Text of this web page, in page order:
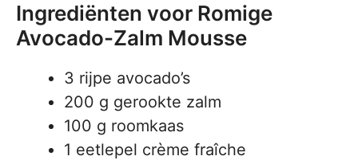
Ingrediënten voor Romige
Avocado-Zalm Mousse
3 rijpe avocado’s
200 g gerookte zalm
100 g roomkaas
1 eetlepel crème fraîche